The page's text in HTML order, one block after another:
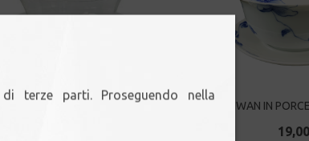
GAIWAN IN VETRO GAIWAN IN
19,00
terze parti. Proseguendo nella